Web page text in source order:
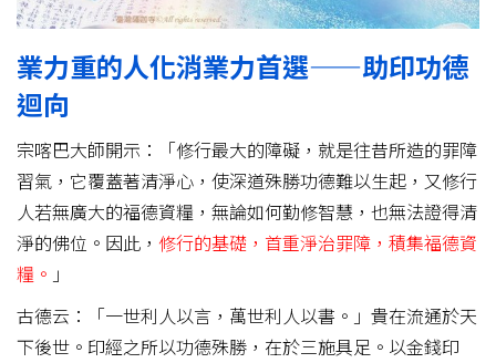
業力重的人化消業力首選——助印功德
迴向
宗喀巴大師開示：「修行最大的障礙，就是往昔所造的罪障
習氣，它覆蓋著清淨心，使深道殊勝功德難以生起，又修行
人若無廣大的福德資糧，無論如何勤修智慧，也無法證得清
淨的佛位。因此， 修行的基礎，首重淨治罪障，積集福德資
糧。 」
古德云：「一世利人以言，萬世利人以書。」貴在流通於天
下後世。印經之所以功德殊勝，在於三施具足。以金錢印